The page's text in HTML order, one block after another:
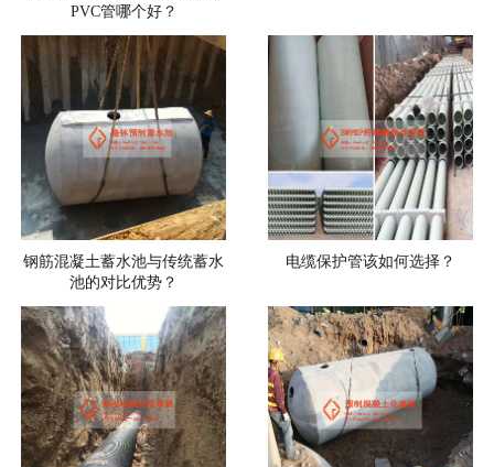
PVC管哪个好？
钢筋混凝土蓄水池与传统蓄水
池的对比优势？
电缆保护管该如何选择？